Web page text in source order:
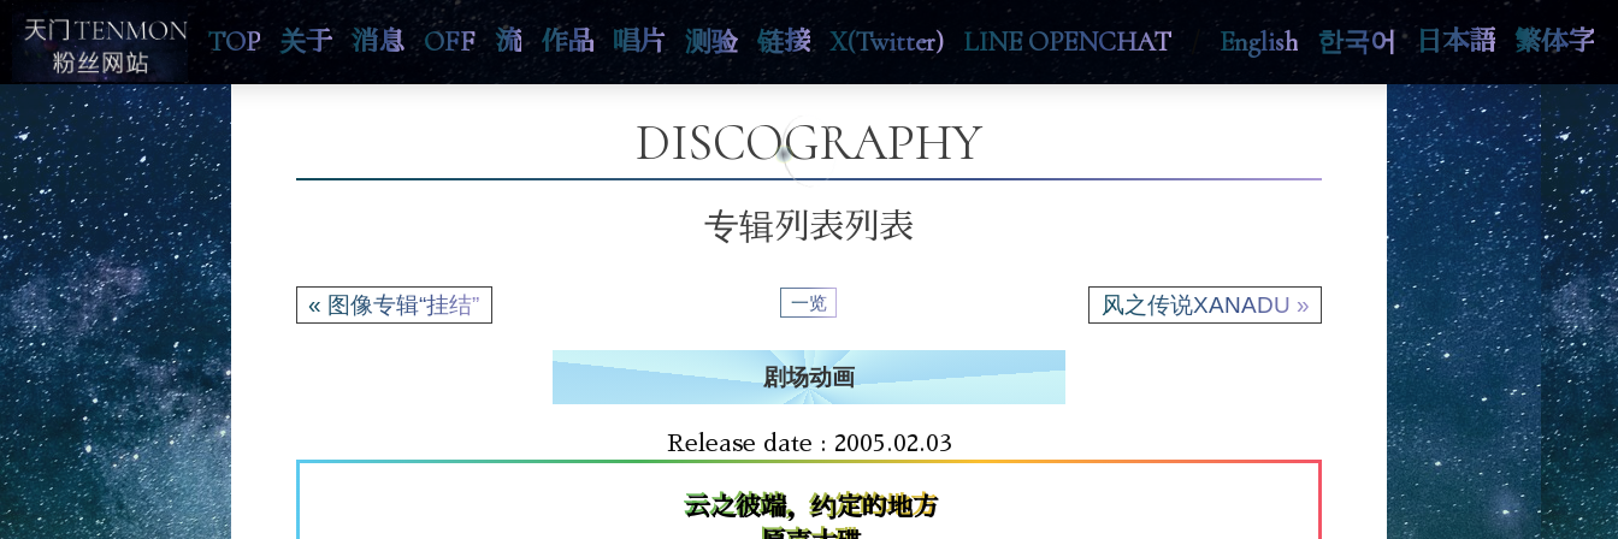
TOP 关于 消息 OFF 流 作品 唱片 测验 链接 X(Twitter) LINE OPENCHAT English 한국어 日本語 繁体字
DISCOGRAPHY
专辑列表列表
« 图像专辑“挂结” 一览 风之传说XANADU »
剧场动画
Release date : 2005.02.03
云之彼端，约定的地方